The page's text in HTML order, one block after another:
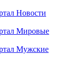
Новости
Мировые
Мужские